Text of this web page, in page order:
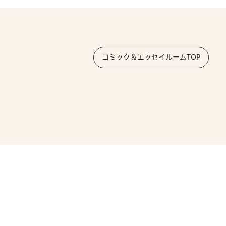
コミック＆エッセイルームTOP